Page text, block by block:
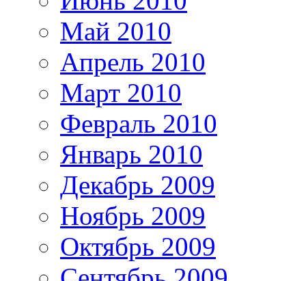
Май 2010
Апрель 2010
Март 2010
Февраль 2010
Январь 2010
Декабрь 2009
Ноябрь 2009
Октябрь 2009